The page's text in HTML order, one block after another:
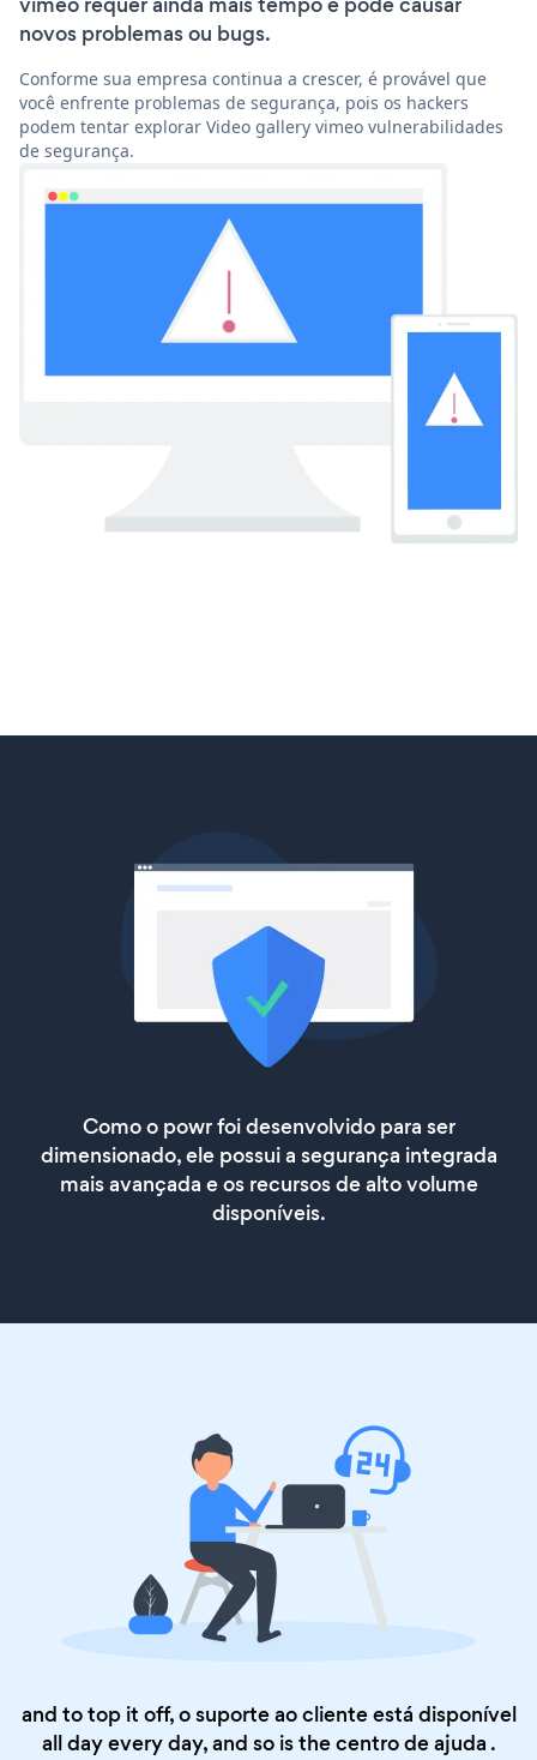
novos problemas ou bugs.
Conforme sua empresa continua a crescer, é provável que
você enfrente problemas de segurança, pois os hackers
podem tentar explorar Video gallery vimeo vulnerabilidades
de segurança.
Como o powr foi desenvolvido para ser
dimensionado, ele possui a segurança integrada
mais avançada e os recursos de alto volume
disponíveis.
and to top it off, o suporte ao cliente está disponível
all day every day, and so is thecentro de ajuda .